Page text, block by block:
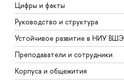
Цифры и факты
Руководство и структура
Устойчивое развитие в НИУ ВШЭ
Преподаватели и сотрудники
Корпуса и общежития